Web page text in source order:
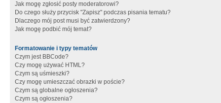
Jak mogę zgłosić posty moderatorowi?
Do czego służy przycisk "Zapisz" podczas pisania tematu?
Dlaczego mój post musi być zatwierdzony?
Jak mogę podbić mój temat?
Formatowanie i typy tematów
Czym jest BBCode?
Czy mogę używać HTML?
Czym są uśmieszki?
Czy mogę umieszczać obrazki w poście?
Czym są globalne ogłoszenia?
Czym są ogłoszenia?